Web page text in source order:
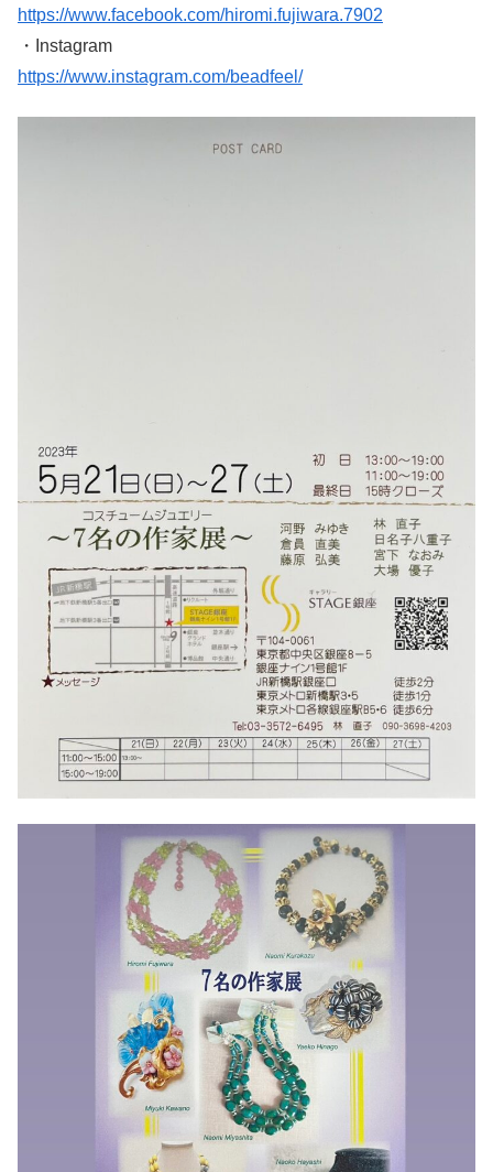
https://www.facebook.com/hiromi.fujiwara.7902
・Instagram
https://www.instagram.com/beadfeel/